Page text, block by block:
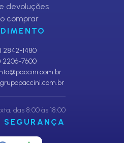
devoluções
comprar
2842-1480
2206-7600
das 8:00 às 18:00
SEGURANÇA